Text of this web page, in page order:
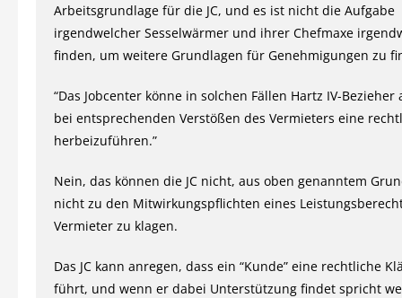
Arbeitsgrundlage für die JC, und es ist nicht die Aufgabe
irgendwelcher Sesselwärmer und ihrer Chefmaxe
finden, um weitere Grundlagen für Genehmigungen zu
“Das Jobcenter könne in solchen Fällen Hartz IV-
bei entsprechenden Verstößen des Vermieters eine
herbeizuführen.”
Nein, das können die JC nicht, aus oben genanntem
nicht zu den Mitwirkungspflichten eines
Vermieter zu klagen.
Das JC kann anregen, dass ein “Kunde” eine rechtliche
führt, und wenn er dabei Unterstützung findet spricht